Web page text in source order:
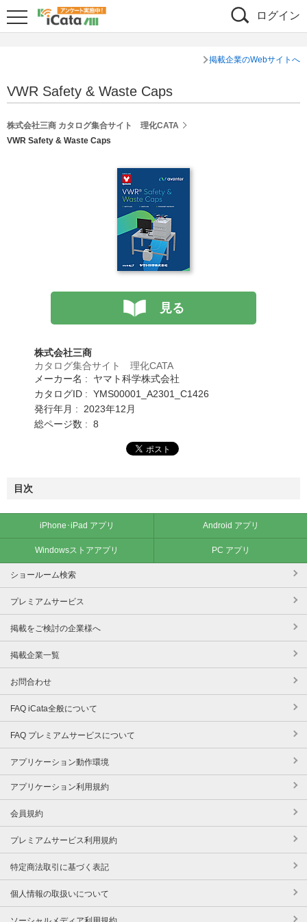
ログイン
掲載企業のWebサイトへ
VWR Safety & Waste Caps
株式会社三商 カタログ集合サイト 理化CATA
VWR Safety & Waste Caps
見る
株式会社三商
カタログ集合サイト 理化CATA
メーカー名 : ヤマト科学株式会社
カタログID : YMS00001_A2301_C1426
発行年月 : 2023年12月
総ページ数 : 8
目次
iPhone･iPad アプリ Android アプリ
Windowsストアアプリ PC アプリ
ショールーム検索
プレミアムサービス
掲載をご検討の企業様へ
掲載企業一覧
お問合わせ
FAQ iCata全般について
FAQ プレミアムサービスについて
アプリケーション動作環境
アプリケーション利用規約
会員規約
プレミアムサービス利用規約
特定商法取引に基づく表記
個人情報の取扱いについて